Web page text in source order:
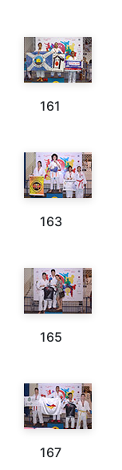
161
163
165
167